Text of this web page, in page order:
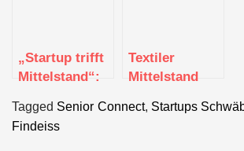
„Startup trifft
Mittelstand“:
bewerben!
Textiler
Mittelstand
Generation
Tagged Senior Connect, Startups
Findeiss